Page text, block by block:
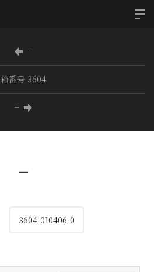
−
箱番号 3604
−
−
3604-010406-0